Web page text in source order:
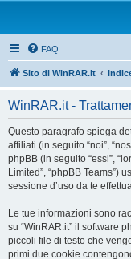
FAQ
Sito di WinRAR.it
WinRAR.it -
Questo paragrafo spiega
affiliati (in seguito “noi”,
phpBB (in seguito “essi”,
Limited”, “phpBB Teams”)
sessione d’uso da te
Le tue informazioni sono
su “WinRAR.it” il software
piccoli file di testo che
primi due cookie